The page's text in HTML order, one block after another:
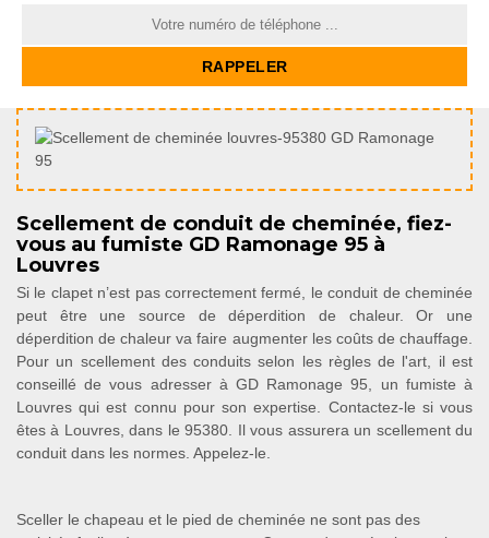
Scellement de conduit de cheminée, fiez-
vous au fumiste GD Ramonage 95 à
Louvres
Si le clapet n’est pas correctement fermé, le conduit de cheminée
peut être une source de déperdition de chaleur. Or une
déperdition de chaleur va faire augmenter les coûts de chauffage.
Pour un scellement des conduits selon les règles de l'art, il est
conseillé de vous adresser à GD Ramonage 95, un fumiste à
Louvres qui est connu pour son expertise. Contactez-le si vous
êtes à Louvres, dans le 95380. Il vous assurera un scellement du
conduit dans les normes. Appelez-le.
Sceller le chapeau et le pied de cheminée ne sont pas des